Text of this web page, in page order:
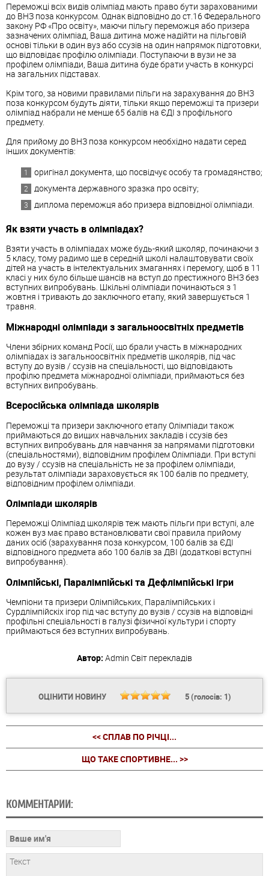
Переможці всіх видів олімпіад мають право бути зарахованими
до ВНЗ поза конкурсом. Однак відповідно до ст.16 Федерального
закону РФ «Про освіту», маючи пільгу переможця або призера
зазначених олімпіад, Ваша дитина може надійти на пільговій
основі тільки в один вуз або ссузів на один напрямок підготовки,
що відповідає профілю олімпіади. Поступаючи в вузи не за
профілем олімпіади, Ваша дитина буде брати участь в конкурсі
на загальних підставах.
Крім того, за новими правилами пільги на зарахування до ВНЗ
поза конкурсом будуть діяти, тільки якщо переможці та призери
олімпіад набрали не менше 65 балів на ЄДІ з профільного
предмету.
Для прийому до ВНЗ поза конкурсом необхідно надати серед
інших документів:
оригінал документа, що посвідчує особу та громадянство;
документа державного зразка про освіту;
диплома переможця або призера відповідної олімпіади.
Як взяти участь в олімпіадах?
Взяти участь в олімпіадах може будь-який школяр, починаючи з
5 класу, тому радимо ще в середній школі налаштовувати своїх
дітей на участь в інтелектуальних змаганнях і перемогу, щоб в 11
класі у них було більше шансів на вступ до престижного ВНЗ без
вступних випробувань. Шкільні олімпіади починаються з 1
жовтня і тривають до заключного етапу, який завершується 1
травня.
Міжнародні олімпіади з загальноосвітніх предметів
Члени збірних команд Росії, що брали участь в міжнародних
олімпіадах із загальноосвітніх предметів школярів, під час
вступу до вузів / ссузів на спеціальності, що відповідають
профілю предмета міжнародної олімпіади, приймаються без
вступних випробувань.
Всеросійська олімпіада школярів
Переможці та призери заключного етапу Олімпіади також
приймаються до вищих навчальних закладів і ссузів без
вступних випробувань для навчання за напрямами підготовки
(спеціальностями), відповідним профілем Олімпіади. При вступі
до вузу / ссузів на спеціальність не за профілем олімпіади,
результат олімпіади зараховується як 100 балів по предмету,
відповідним профілем олімпіади.
Олімпіади школярів
Переможці Олімпіад школярів теж мають пільги при вступі, але
кожен вуз має право встановлювати свої правила прийому
даних осіб (зарахування поза конкурсом, 100 балів за ЄДІ
відповідного предмета або 100 балів за ДВІ (додаткові вступні
випробування).
Олімпійські, Паралімпійські та Дефлімпійські ігри
Чемпіони та призери Олімпійських, Паралімпійських і
Сурдлімпійскіх ігор під час вступу до вузів / ссузів на відповідні
профільні спеціальності в галузі фізичної культури і спорту
приймаються без вступних випробувань.
Автор: Admin Світ перекладів
ОЦІНИТИ НОВИНУ 5(голосів: 1)
<< СПЛАВ ПО РІЧЦІ...
ЩО ТАКЕ СПОРТИВНЕ... >>
КОММЕНТАРИИ: